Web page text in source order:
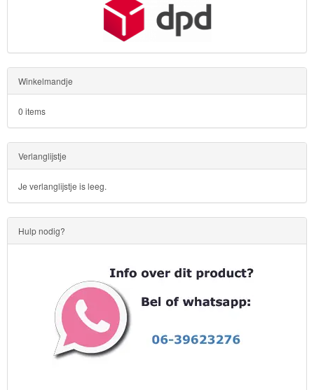
Winkelmandje
0 items
Verlanglijstje
Je verlanglijstje is leeg.
Hulp nodig?